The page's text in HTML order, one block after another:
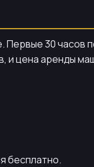
Первые 30
и цена аренды
бесплатно.